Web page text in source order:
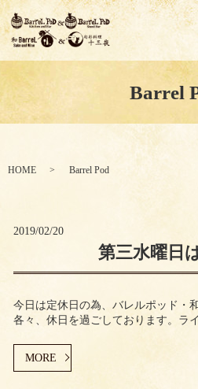
Barrel
HOME Barrel Pod
2019/02/20
第三水曜日
今日は定休日の為、バレルポッド・
各々、休日を過ごしております。ラ
MORE